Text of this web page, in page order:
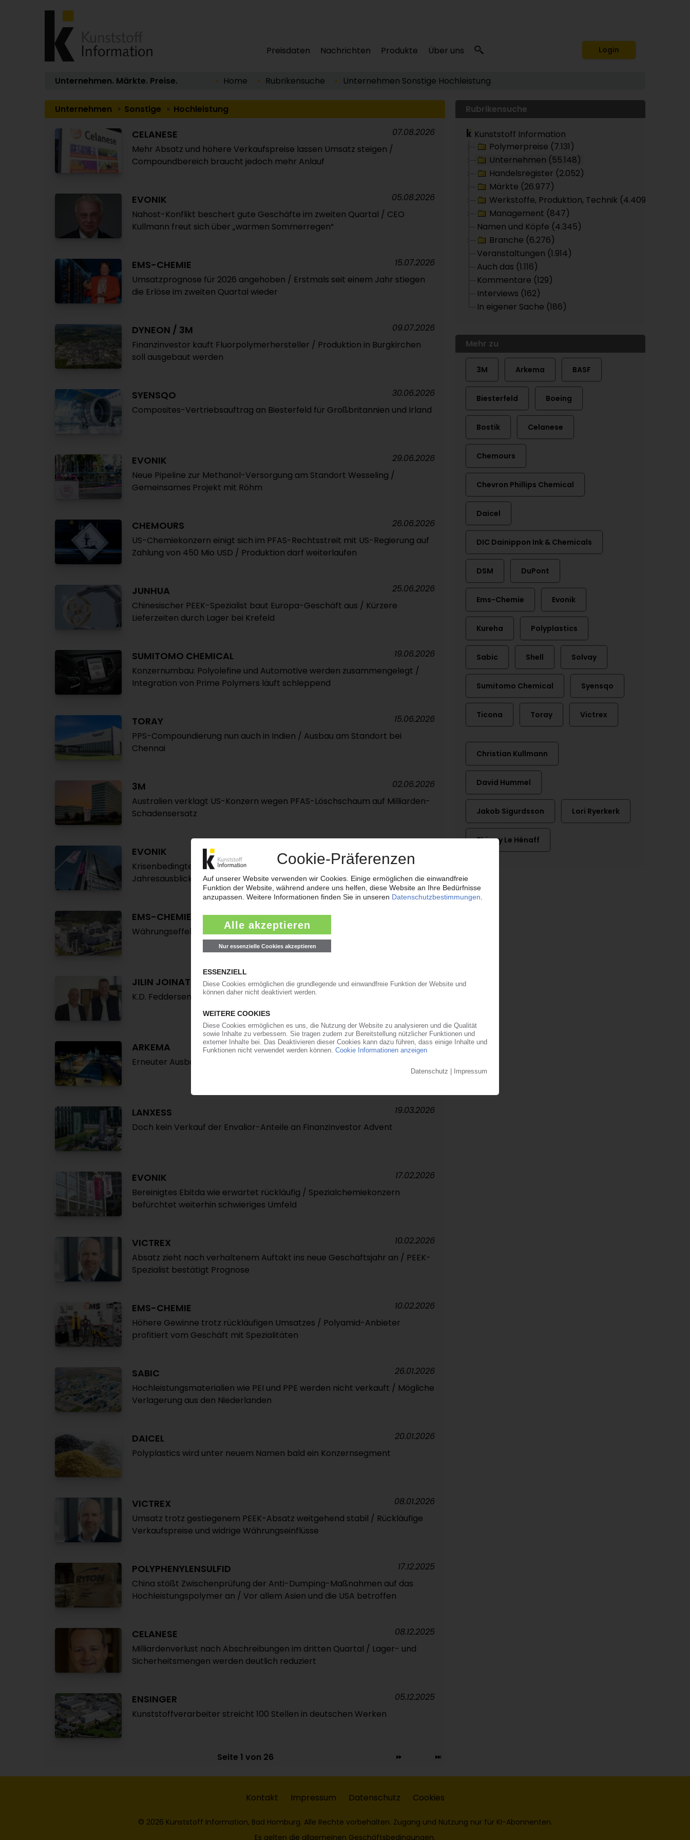
Preisdaten Nachrichten Produkte Über uns Login
Unternehmen. Märkte. Preise. Home Rubrikensuche Unternehmen Sonstige Hochleistung
Unternehmen Sonstige Hochleistung
CELANESE
Mehr Absatz und höhere Verkaufspreise lassen Umsatz steigen /
Compoundbereich braucht jedoch mehr Anlauf
07.08.2026
EVONIK
Nahost-Konflikt beschert gute Geschäfte im zweiten Quartal / CEO
Kullmann freut sich über „warmen Sommerregen“
05.08.2026
EMS-CHEMIE
Umsatzprognose für 2026 angehoben / Erstmals seit einem Jahr stiegen
die Erlöse im zweiten Quartal wieder
15.07.2026
DYNEON / 3M
Finanzinvestor kauft Fluorpolymerhersteller / Produktion in Burgkirchen
soll ausgebaut werden
09.07.2026
SYENSQO
Composites-Vertriebsauftrag an Biesterfeld für Großbritannien und Irland
30.06.2026
EVONIK
Neue Pipeline zur Methanol-Versorgung am Standort Wesseling /
Gemeinsames Projekt mit Röhm
29.06.2026
CHEMOURS
US-Chemiekonzern einigt sich im PFAS-Rechtsstreit mit US-Regierung auf
Zahlung von 450 Mio USD / Produktion darf weiterlaufen
26.06.2026
JUNHUA
Chinesischer PEEK-Spezialist baut Europa-Geschäft aus / Kürzere
Lieferzeiten durch Lager bei Krefeld
25.06.2026
SUMITOMO CHEMICAL
Konzernumbau: Polyolefine und Automotive werden zusammengelegt /
Integration von Prime Polymers läuft schleppend
19.06.2026
TORAY
PPS-Compoundierung nun auch in Indien / Ausbau am Standort bei
Chennai
15.06.2026
3M
Australien verklagt US-Konzern wegen PFAS-Löschschaum auf Milliarden-
Schadensersatz
02.06.2026
EVONIK
Krisenbedingter Nachfrage-Schub stützt Spezialchemiekonzern /
Jahresausblick bestätigt
EMS-CHEMIE
Währungseffekte drücken den Umsatz auch zum Jahresauftakt
JILIN JOINATURE POLYMER
K.D. Feddersen übernimmt den PEEK-Vertrieb in Europa
31.03.2026
ARKEMA
Erneuter Ausbau der PVDF-Erzeugung in China
27.03.2026
LANXESS
Doch kein Verkauf der Envalior-Anteile an Finanzinvestor Advent
19.03.2026
EVONIK
Bereinigtes Ebitda wie erwartet rückläufig / Spezialchemiekonzern
befürchtet weiterhin schwieriges Umfeld
17.02.2026
VICTREX
Absatz zieht nach verhaltenem Auftakt ins neue Geschäftsjahr an / PEEK-
Spezialist bestätigt Prognose
10.02.2026
EMS-CHEMIE
Höhere Gewinne trotz rückläufigen Umsatzes / Polyamid-Anbieter
profitiert vom Geschäft mit Spezialitäten
10.02.2026
SABIC
Hochleistungsmaterialien wie PEI und PPE werden nicht verkauft / Mögliche
Verlagerung aus den Niederlanden
26.01.2026
DAICEL
Polyplastics wird unter neuem Namen bald ein Konzernsegment
20.01.2026
VICTREX
Umsatz trotz gestiegenem PEEK-Absatz weitgehend stabil / Rückläufige
Verkaufspreise und widrige Währungseinflüsse
08.01.2026
POLYPHENYLENSULFID
China stößt Zwischenprüfung der Anti-Dumping-Maßnahmen auf das
Hochleistungspolymer an / Vor allem Asien und die USA betroffen
17.12.2025
CELANESE
Milliardenverlust nach Abschreibungen im dritten Quartal / Lager- und
Sicherheitsmengen werden deutlich reduziert
08.12.2025
ENSINGER
Kunststoffverarbeiter streicht 100 Stellen in deutschen Werken
05.12.2025
Seite 1 von 26
Rubrikensuche
Kunststoff Information
Polymerpreise (7.131)
Unternehmen (55.148)
Handelsregister (2.052)
Märkte (26.977)
Werkstoffe, Produktion, Technik (4.409)
Management (847)
Namen und Köpfe (4.345)
Branche (6.276)
Veranstaltungen (1.914)
Auch das (1.116)
Kommentare (129)
Interviews (162)
In eigener Sache (186)
Mehr zu
3M Arkema BASF
Biesterfeld Boeing
Bostik Celanese
Chemours
Chevron Phillips Chemical
Daicel
DIC Dainippon Ink & Chemicals
DSM DuPont
Ems-Chemie Evonik
Kureha Polyplastics
Sabic Shell Solvay
Sumitomo Chemical Syensqo
Ticona Toray Victrex
Christian Kullmann
David Hummel
Jakob Sigurdsson Lori Ryerkerk
Thierry Le Hénaff
Kontakt Impressum Datenschutz Cookies
© 2026 Kunststoff Information, Bad Homburg. Alle Rechte vorbehalten. Zugang und Nutzung nur für KI-Abonnenten.
Es gelten die allgemeinen Geschäftsbedingungen.